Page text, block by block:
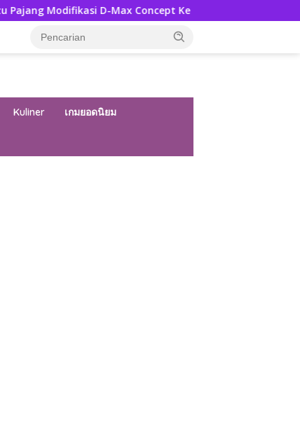
D-Max Concept Ke GIIAS 2026, Ini Ubahannya
Kuliner เกมยอดนิยม